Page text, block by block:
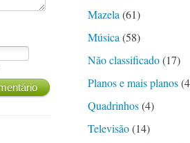
Mazela(61)
Música(58)
Não classificado(17)
Planos e mais planos
Quadrinhos(4)
Televisão(14)